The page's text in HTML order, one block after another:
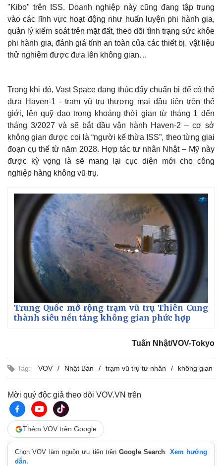
Thế giới
Quan sát
Cuộc sống đó đây
Multimedia
Video
"Kibo" trên ISS. Doanh nghiệp này cũng đang tập trung
vào các lĩnh vực hoạt động như huấn luyện phi hành gia,
quản lý kiểm soát trên mặt đất, theo dõi tình trạng sức khỏe
phi hành gia, đánh giá tính an toàn của các thiết bị, vật liệu
thử nghiệm được đưa lên không gian…
Trong khi đó, Vast Space đang thúc đẩy chuẩn bị để có thể
đưa Haven-1 - trạm vũ trụ thương mại đầu tiên trên thế
giới, lên quỹ đạo trong khoảng thời gian từ tháng 1 đến
tháng 3/2027 và sẽ bắt đầu vận hành Haven-2 – cơ sở
không gian được coi là “người kế thừa ISS”, theo từng giai
đoạn cụ thể từ năm 2028. Hợp tác tư nhân Nhật – Mỹ này
được kỳ vọng là sẽ mang lại cục diện mới cho công
nghiệp hàng không vũ trụ.
Trung Quốc mở rộng trạm vũ trụ Thiên Cung
thành siêu nền tảng không gian phức hợp
Tuấn Nhật/VOV-Tokyo
Tag: VOV Nhật Bản trạm vũ trụ tư nhân không gian
Mời quý độc giả theo dõi VOV.VN trên
Thêm VOV trên Google
Chọn VOV làm nguồn ưu tiên trênGoogle Search. Xem hướng
dẫn.